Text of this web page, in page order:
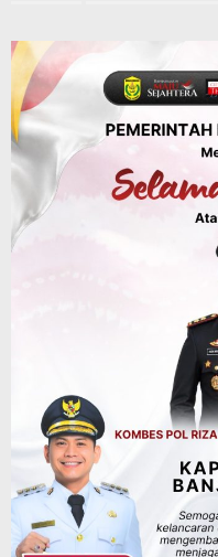
Tahura Sultan
Dikendalikan
Agustus 8, 2026
Advertorial Pemkab Tanahlaut
Delegasi
Tanahlaut, Bupati
Potensi 363
Pemkab Tanahlaut
Bupati Rahmat
2026, Bidik
Rencanakan
Agustus 9, 2026